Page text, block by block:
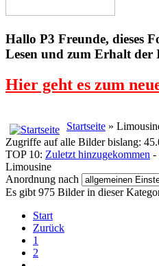
Hallo P3 Freunde, dieses
Lesen und zum Erhalt der
Hier geht es zum
Startseite »
Zugriffe auf alle Bilder bislang:
TOP 10: Zuletzt hinzugekommen -
Limousine
Anordnung nach
Es gibt 975 Bilder in dieser
Start
Zurück
1
2